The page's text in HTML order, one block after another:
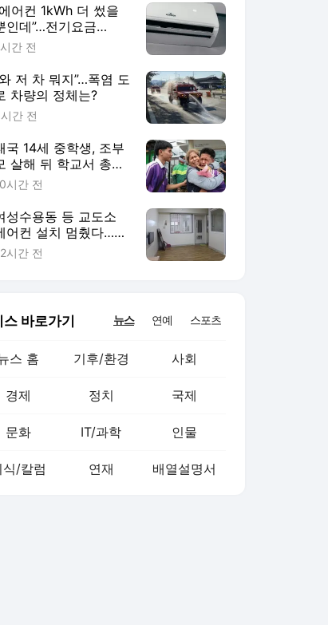
어컨 1kWh 더 썼을
인데”…전기요금
원 뛴 ‘진짜 이유’
간 전
저 차 뭐지”…폭염 도
차량의 정체는?
간 전
국 14세 중학생, 조부
살해 뒤 학교서 총기
사… 최소 7명 사망
시간 전
성수용동 등 교도소
어컨 설치 멈췄다…폭
속 37도 치솟은 수용
시간 전
바로가기 뉴스 연예 스포츠
스 홈 기후/환경 사회
경제 정치 국제
문화 IT/과학 인물
식/칼럼 연재 배열설명서